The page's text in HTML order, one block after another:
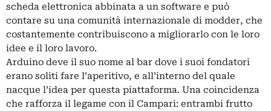
scheda elettronica abbinata a un software e può
contare su una comunità internazionale di modder, che
costantemente contribuiscono a migliorarlo con le loro
idee e il loro lavoro.
Arduino deve il suo nome al bar dove i suoi fondatori
erano soliti fare l’aperitivo, e all’interno del quale
nacque l’idea per questa piattaforma. Una coincidenza
che rafforza il legame con il Campari: entrambi frutto